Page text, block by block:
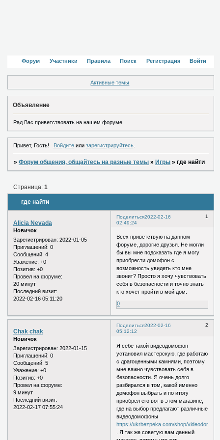
Форум Участники Правила Поиск Регистрация Войти
Активные темы
Объявление
Рад Вас приветствовать на нашем форуме
Привет, Гость! Войдитеили зарегистрируйтесь.
»Форум общения, общайтесь на разные темы »Игры »где найти
где найти
Страница:1
Поделиться 1
2022-02-16
02:49:24
Alicia Nevada
Новичок
Зарегистрирован: 2022-01-05
Приглашений: 0
Сообщений: 4
Уважение: +0
Позитив: +0
Провел на форуме:
20 минут
Последний визит:
2022-02-16 05:11:20
Всех приветствую на данном
форуме, дорогие друзья. Не могли
бы вы мне подсказать где я могу
приобрести домофон с
возможность увидеть кто мне
звонит? Просто я хочу чувствовать
себя в безопасности и точно знать
кто хочет пройти в мой дом.
0
Поделиться 2
2022-02-16
05:12:12
Chak chak
Новичок
Зарегистрирован: 2022-01-15
Приглашений: 0
Сообщений: 5
Уважение: +0
Позитив: +0
Провел на форуме:
9 минут
Последний визит:
2022-02-17 07:55:24
Я себе такой видеодомофон
установил мастерскую, где работаю
с драгоценными камнями, поэтому
мне важно чувствовать себя в
безопасности. Я очень долго
разбирался в том, какой именно
домофон выбрать и по итогу
приобрёл его вот в этом магазине,
где на выбор предлагают различные
видеодомофоны
https://ukrbezpeka.com/shop/
. Я так же советую вам данный